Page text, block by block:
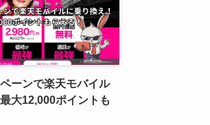
ーンで楽天モバイル
大12,000ポイントも